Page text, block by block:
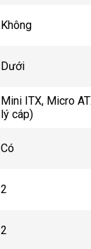
Không
Dưới
Mini ITX, Micro
lý cáp)
Có
2
2